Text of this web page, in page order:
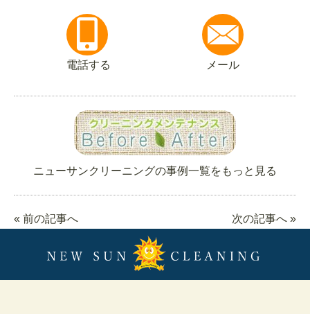
電話する メール
ニューサンクリーニングの事例一覧をもっと見る
« 前の記事へ 次の記事へ »